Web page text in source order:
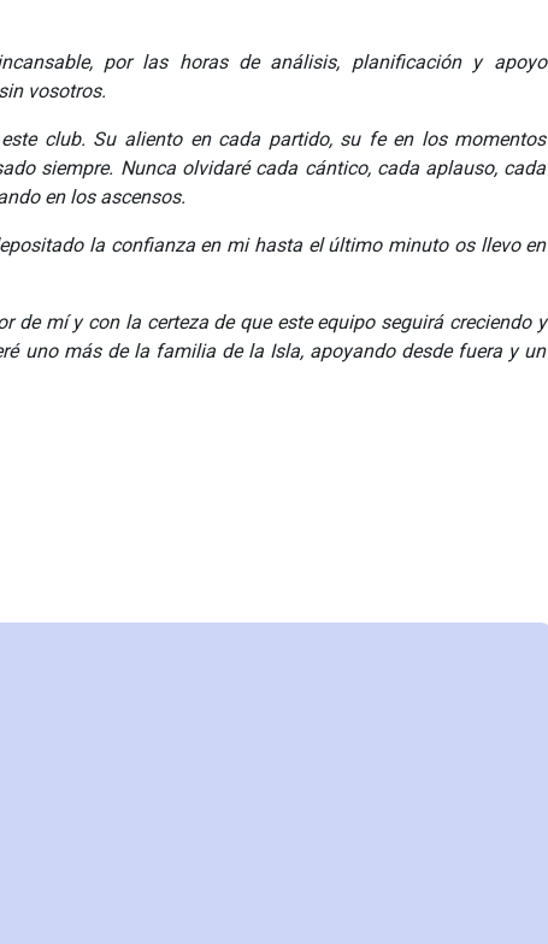
por las horas de análisis, planificación y apoyo
vosotros.
club. Su aliento en cada partido, su fe en los momentos
siempre. Nunca olvidaré cada cántico, cada aplauso, cada
en los ascensos.
la confianza en mi hasta el último minuto os llevo en
de mí y con la certeza de que este equipo seguirá creciendo y
uno más de la familia de la Isla, apoyando desde fuera y un